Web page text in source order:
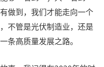
做到，我们才能走向一个
不管是光伏制造业，还是
条高质量发展之路。